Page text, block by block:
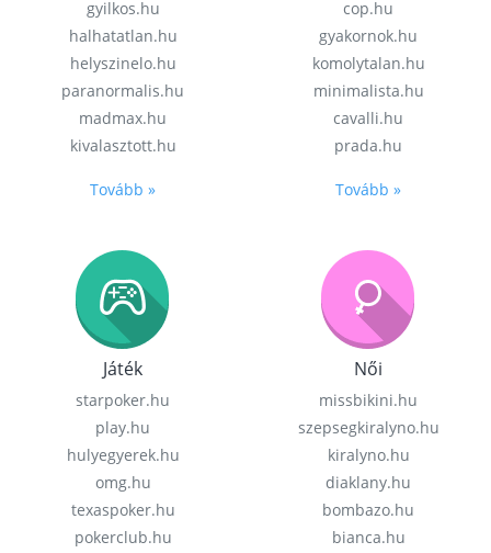
gyilkos.hu
halhatatlan.hu
helyszinelo.hu
paranormalis.hu
madmax.hu
kivalasztott.hu
Tovább »
cop.hu
gyakornok.hu
komolytalan.hu
minimalista.hu
cavalli.hu
prada.hu
Tovább »
Játék
starpoker.hu
play.hu
hulyegyerek.hu
omg.hu
texaspoker.hu
pokerclub.hu
Női
missbikini.hu
szepsegkiralyno.hu
kiralyno.hu
diaklany.hu
bombazo.hu
bianca.hu